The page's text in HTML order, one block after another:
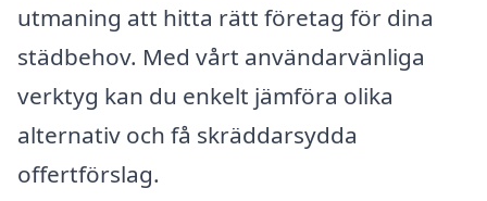
utmaning att hitta rätt företag för dina
städbehov. Med vårt användarvänliga
verktyg kan du enkelt jämföra olika
alternativ och få skräddarsydda
offertförslag.